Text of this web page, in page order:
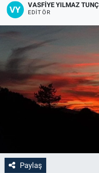
VASFIYE YILMAZ TUNÇ
EDITÖR
Paylaş